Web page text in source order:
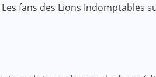
fans des Lions Indomptables